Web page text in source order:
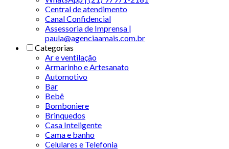
Central de atendimento
Canal Confidencial
Assessoria de Imprensa |
paula@agenciaamais.com.br
Categorias
Ar e ventilação
Armarinho e Artesanato
Automotivo
Bar
Bebê
Bomboniere
Brinquedos
Casa Inteligente
Cama e banho
Celulares e Telefonia